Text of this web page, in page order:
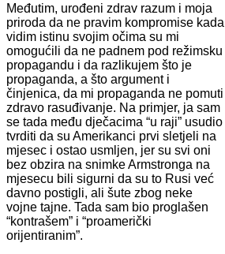
Međutim, urođeni zdrav razum i moja
priroda da ne pravim kompromise kada
vidim istinu svojim očima su mi
omogućili da ne padnem pod režimsku
propagandu i da razlikujem što je
propaganda, a što argument i
činjenica, da mi propaganda ne pomuti
zdravo rasuđivanje. Na primjer, ja sam
se tada među dječacima “u raji” usudio
tvrditi da su Amerikanci prvi sletjeli na
mjesec i ostao usmljen, jer su svi oni
bez obzira na snimke Armstronga na
mjesecu bili sigurni da su to Rusi već
davno postigli, ali šute zbog neke
vojne tajne. Tada sam bio proglašen
“kontrašem” i “proamerički
orijentiranim”.